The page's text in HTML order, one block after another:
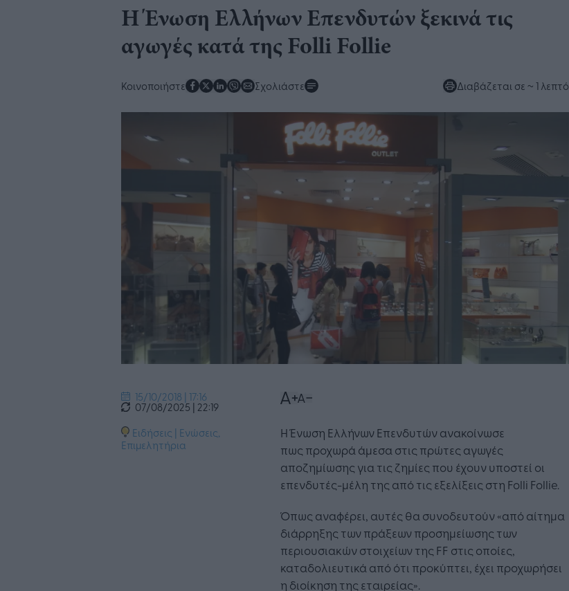
Η Ένωση Ελλήνων Επενδυτών ξεκινά τις
αγωγές κατά της Folli Follie
Κοινοποιήστε Σχολιάστε Διαβάζεται σε ~ 1 λεπτό
15/10/2018 | 17:16
07/08/2025 | 22:19
Ειδήσεις | Ενώσεις,
Επιμελητήρια
Η Ένωση Ελλήνων Επενδυτών ανακοίνωσε
πως προχωρά άμεσα στις πρώτες αγωγές
αποζημίωσης για τις ζημίες που έχουν υποστεί οι
επενδυτές-μέλη της από τις εξελίξεις στη Folli Follie.
Όπως αναφέρει, αυτές θα συνοδευτούν «από αίτημα
διάρρηξης των πράξεων προσημείωσης των
περιουσιακών στοιχείων της FF στις οποίες,
καταδολιευτικά από ότι προκύπτει, έχει προχωρήσει
η διοίκηση της εταιρείας».